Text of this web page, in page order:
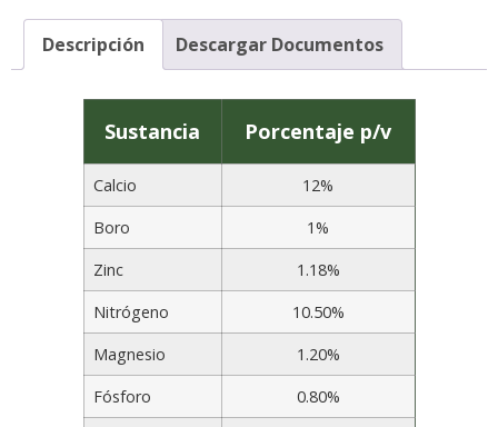
Descripción Descargar Documentos
Sustancia Porcentaje p/v
Calcio
12%
Boro
1%
Zinc
1.18%
Nitrógeno
10.50%
Magnesio
1.20%
Fósforo
0.80%